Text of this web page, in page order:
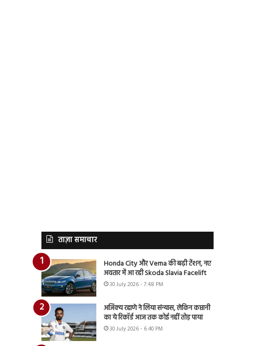
ताज़ा समाचार
Honda City और Verna की बढ़ी टेंशन, नए
अवतार में आ रही Skoda Slavia Facelift
30 July 2026 - 7:48 PM
अजिंक्य रहाणे ने लिया संन्यास, लेकिन कप्तानी
का ये रिकॉर्ड आज तक कोई नहीं तोड़ पाया
30 July 2026 - 6:40 PM